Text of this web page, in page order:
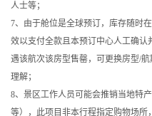
人士等；
7、由于舱位是全球预订，库存随时
效以支付全款且本预订中心人工确
遇该航次该房型售罄，可更换房型/
理解；
8、景区工作人员可能会推销当地特
等），此项目非本行程指定购物场所